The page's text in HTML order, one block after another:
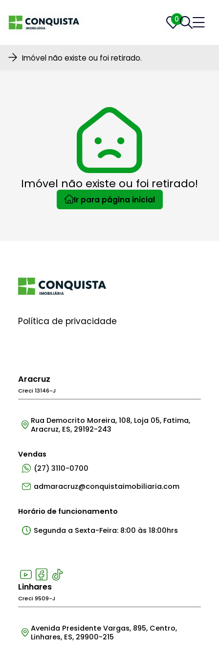
0
0
Imóvel não existe ou foi retirado.
Imóvel não existe ou foi retirado!
Ir para página inicial
Política de privacidade
Aracruz
Creci 13146-J
Rua Democrito Moreira, 108, Loja 05, Fatima,
Aracruz, ES, 29192-243
Vendas
(27) 3110-0700
admaracruz@conquistaimobiliaria.com
Horário de funcionamento
Segunda a Sexta-Feira: 8:00 às 18:00hrs
Linhares
Creci 9509-J
Avenida Presidente Vargas, 895, Centro,
Linhares, ES, 29900-215